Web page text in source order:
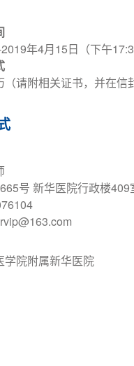
年4月15日（下午
请附相关证书，并在信
号 新华医院行政楼409
学院附属新华医院